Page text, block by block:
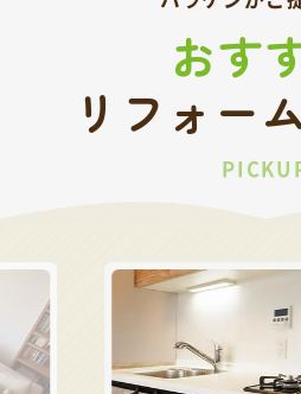
おす
リフォー